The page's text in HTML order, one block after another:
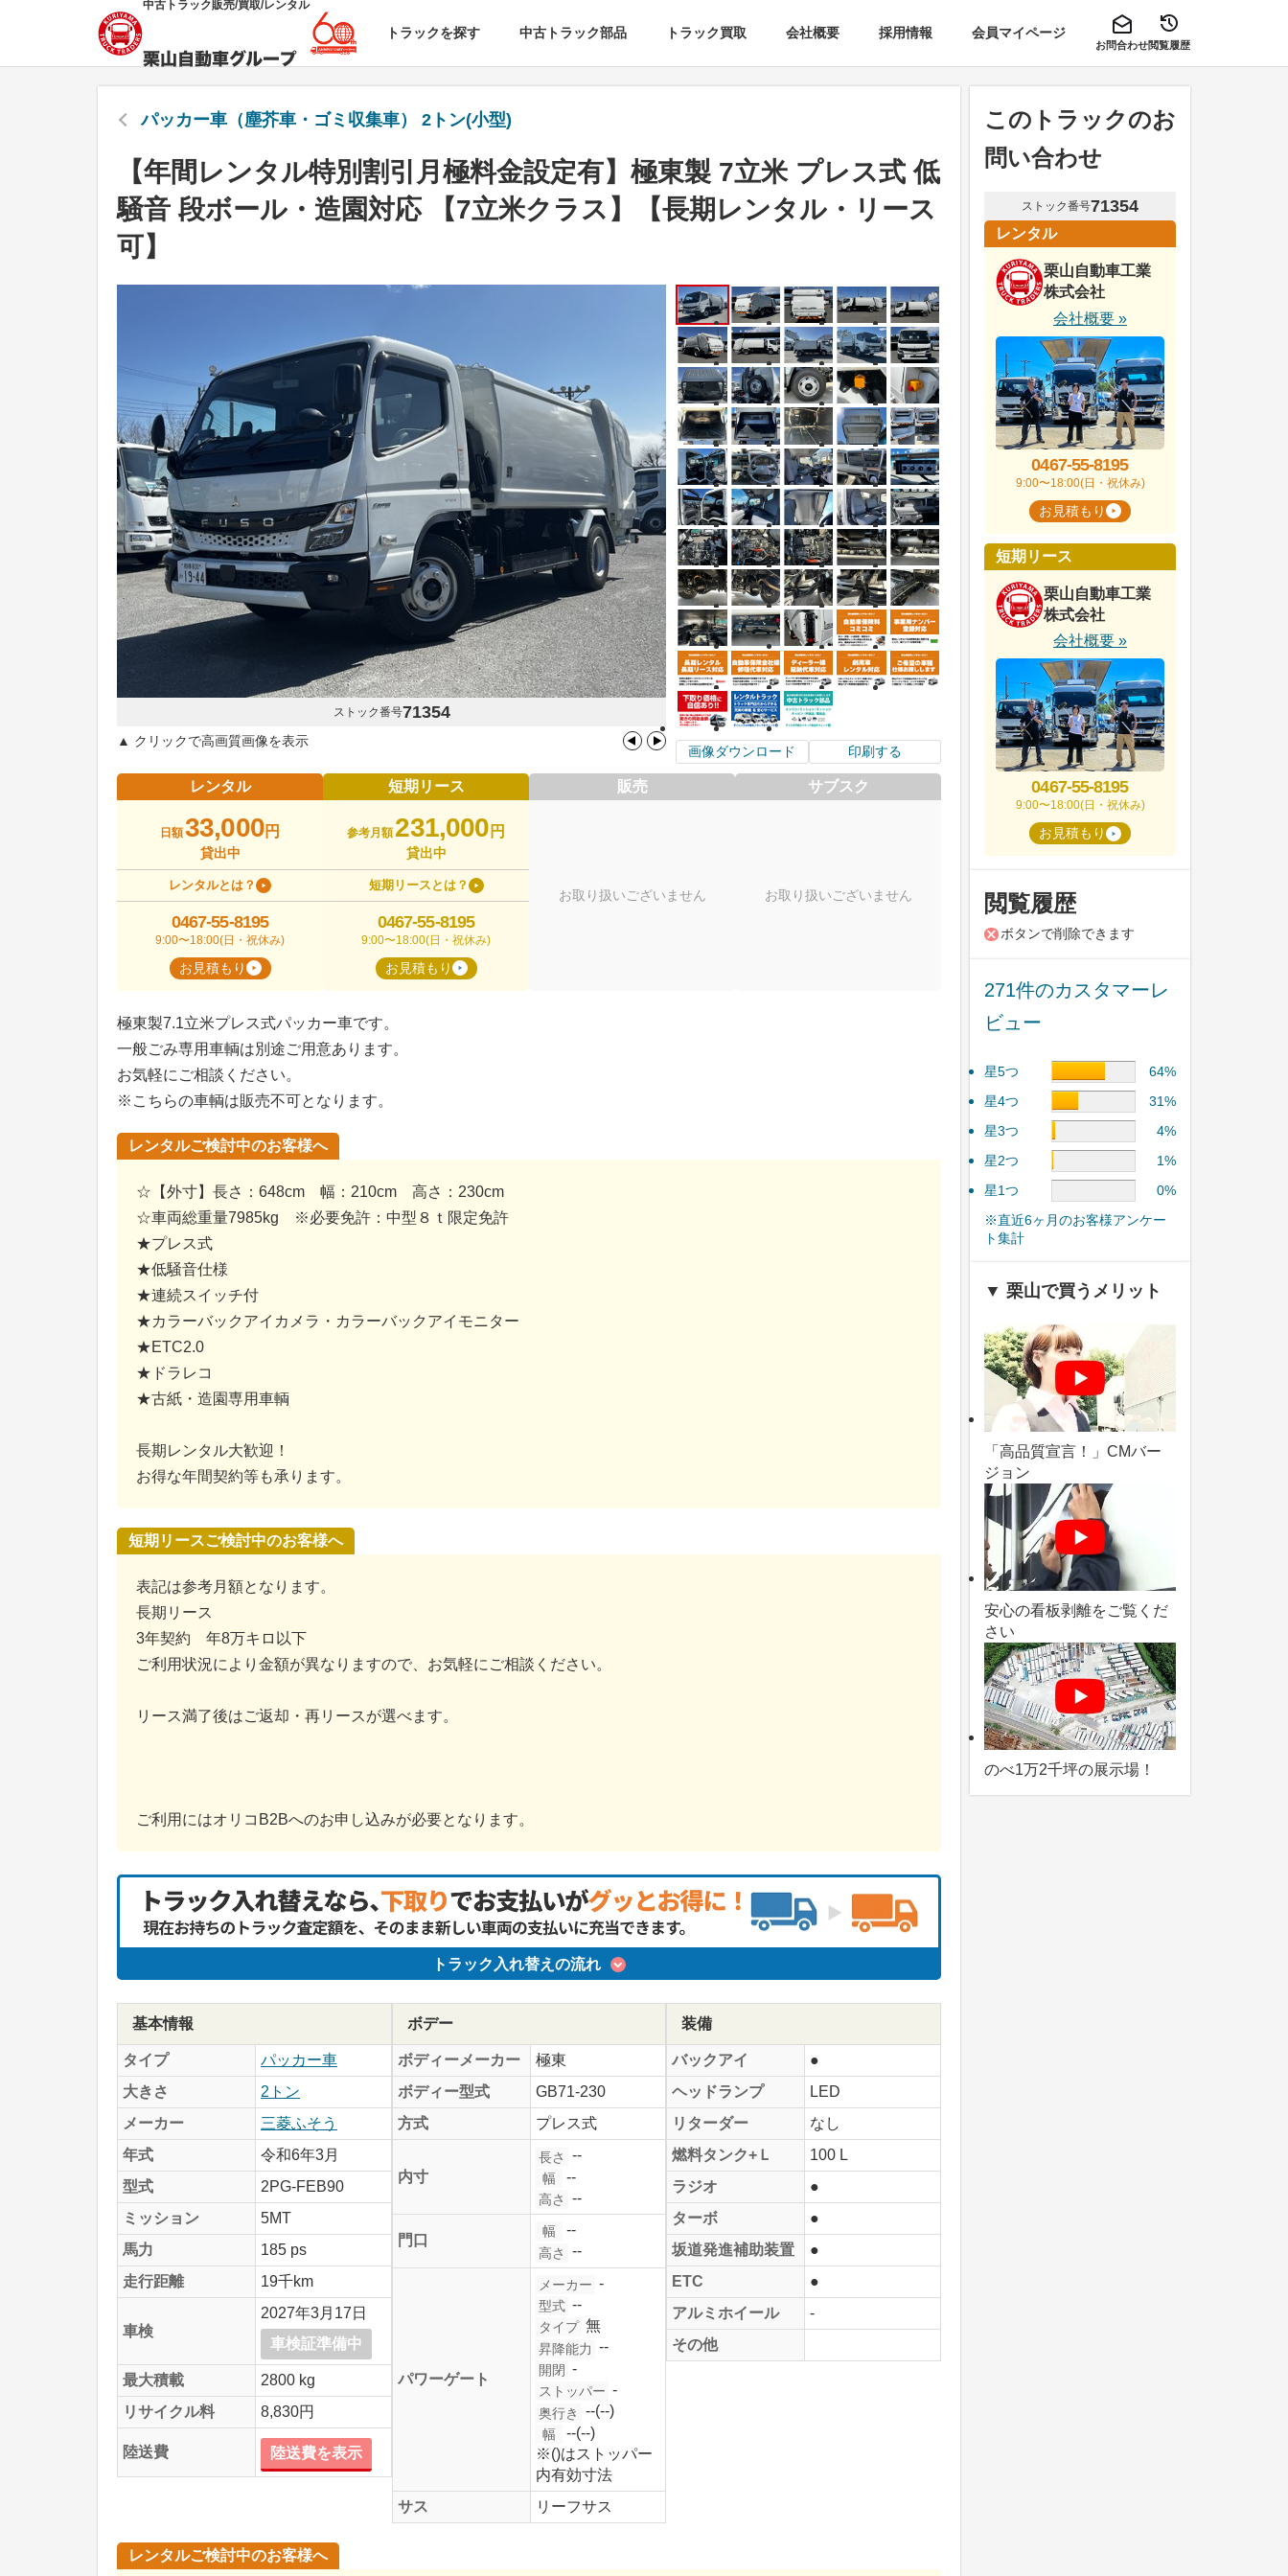
中古トラック販売/買取/レンタル
トラックを探す 中古トラック部品 トラック買取 会社概要 採用情報 会員マイページ
お問合わせ閲覧履歴
パッカー車（塵芥車・ゴミ収集車） 2トン(小型)
【年間レンタル特別割引月極料金設定有】極東製 7立米 プレス式 低
騒音 段ボール・造園対応 【7立米クラス】【長期レンタル・リース
可】
ストック番号71354
▲ クリックで高画質画像を表示
画像ダウンロード 印刷する
レンタル
日額33,000円
貸出中
レンタルとは？
0467-55-8195
9:00〜18:00(日・祝休み)
お見積もり
短期リース
参考月額 231,000 円
貸出中
短期リースとは？
0467-55-8195
9:00〜18:00(日・祝休み)
お見積もり
販売
お取り扱いございません
サブスク
お取り扱いございません
極東製7.1立米プレス式パッカー車です。
一般ごみ専用車輌は別途ご用意あります。
お気軽にご相談ください。
※こちらの車輌は販売不可となります。
レンタルご検討中のお客様へ
☆【外寸】長さ：648cm 幅：210cm 高さ：230cm
☆車両総重量7985kg ※必要免許：中型８ｔ限定免許
★プレス式
★低騒音仕様
★連続スイッチ付
★カラーバックアイカメラ・カラーバックアイモニター
★ETC2.0
★ドラレコ
★古紙・造園専用車輌
長期レンタル大歓迎！
お得な年間契約等も承ります。
短期リースご検討中のお客様へ
表記は参考月額となります。
長期リース
3年契約 年8万キロ以下
ご利用状況により金額が異なりますので、お気軽にご相談ください。
リース満了後はご返却・再リースが選べます。
ご利用にはオリコB2Bへのお申し込みが必要となります。
トラック入れ替えの流れ
基本情報
タイプ
パッカー車
大きさ
2トン
メーカー
三菱ふそう
年式
令和6年3月
型式
2PG-FEB90
ミッション
5MT
馬力
185 ps
走行距離
19千km
車検
2027年3月17日
車検証準備中
最大積載
2800 kg
リサイクル料
8,830円
陸送費 陸送費を表示
ボデー
ボディーメーカー
極東
ボディー型式
GB71-230
方式
プレス式
内寸
長さ --
幅 --
高さ --
門口
幅 --
高さ --
パワーゲート
メーカー -
型式 --
タイプ 無
昇降能力 --
開閉 -
ストッパー -
奥行き --(--)
幅
--(--)
※()はストッパー
内有効寸法
サス
リーフサス
装備
バックアイ
●
ヘッドランプ
LED
リターダー
なし
燃料タンク+Ｌ
100 L
ラジオ
●
ターボ
●
坂道発進補助装置
●
ETC
●
アルミホイール
-
その他
レンタルご検討中のお客様へ
このトラックのお
問い合わせ
ストック番号71354
レンタル
栗山自動車工業
株式会社
会社概要 »
0467-55-8195
9:00〜18:00(日・祝休み)
お見積もり
短期リース
栗山自動車工業
株式会社
会社概要 »
0467-55-8195
9:00〜18:00(日・祝休み)
お見積もり
閲覧履歴
ボタンで削除できます
271件のカスタマーレ
ビュー
星5つ
64%
星4つ
31%
星3つ
4%
星2つ
1%
星1つ
0%
※直近6ヶ月のお客様アンケー
ト集計
▼ 栗山で買うメリット
「高品質宣言！」CMバー
ジョン
安心の看板剥離をご覧くだ
さい
のべ1万2千坪の展示場！